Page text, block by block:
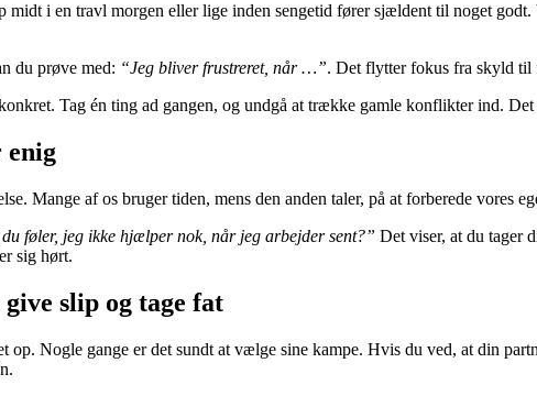
i en travl morgen eller lige inden sengetid fører sjældent til noget
du prøve med: “Jeg bliver frustreret, når …”. Det flytter fokus fra skyld til
Tag én ting ad gangen, og undgå at trække gamle konflikter ind.
enig
Mange af os bruger tiden, mens den anden taler, på at forberede vores
du føler, jeg ikke hjælper nok, når jeg arbejder sent?” Det viser, at du tager
sig hørt.
slip og tage fat
op. Nogle gange er det sundt at vælge sine kampe. Hvis du ved, at din